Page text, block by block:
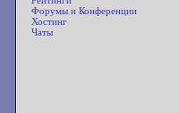
Форумы и Конференции
Хостинг
Чаты